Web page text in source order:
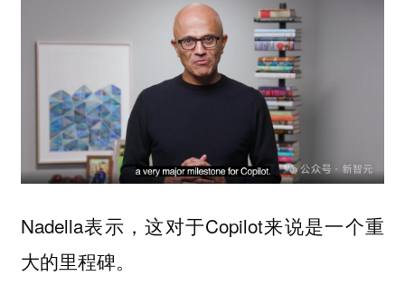
Nadella表示，这对于Copilot来说是一个重
大的里程碑。